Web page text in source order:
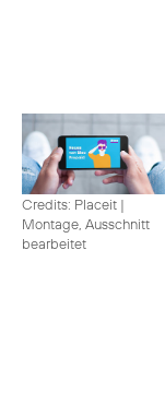
Credits: Placeit |
Montage, Ausschnitt
bearbeitet